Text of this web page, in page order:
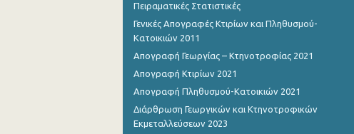
Πειραματικές Στατιστικές
Γενικές Απογραφές Κτιρίων και Πληθυσμού-
Κατοικιών 2011
Απογραφή Γεωργίας – Κτηνοτροφίας 2021
Απογραφή Κτιρίων 2021
Απογραφή Πληθυσμού-Κατοικιών 2021
Διάρθρωση Γεωργικών και Κτηνοτροφικών
Εκμεταλλεύσεων 2023